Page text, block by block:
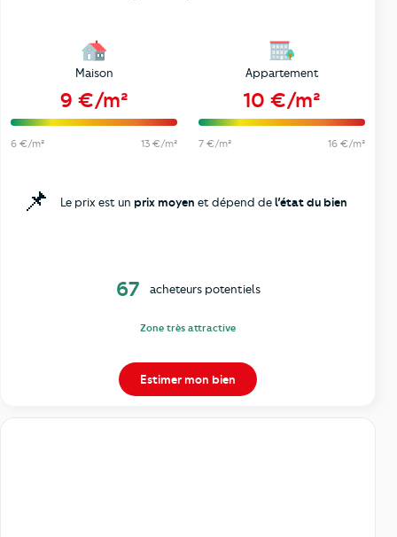
Maison
9 €/m²
6 €/m² 13 €/m²
Appartement
10 €/m²
7 €/m² 16 €/m²
📌 Le prix est un prix moyen et dépend del’état du bien
67 acheteurs potentiels
Zone très attractive
Estimer mon bien